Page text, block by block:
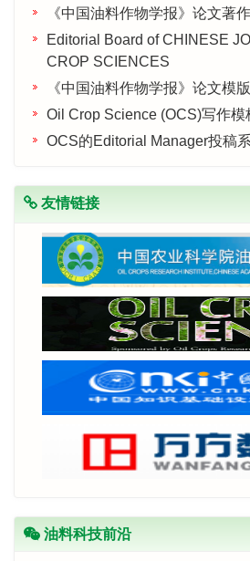
《中国油料作物学报》论文著
Editorial Board of CHINESE
CROP SCIENCES
《中国油料作物学报》论文模版
Oil Crop Science (OCS)写作模
OCS的Editorial Manager投稿
友情链接
油料科技前沿